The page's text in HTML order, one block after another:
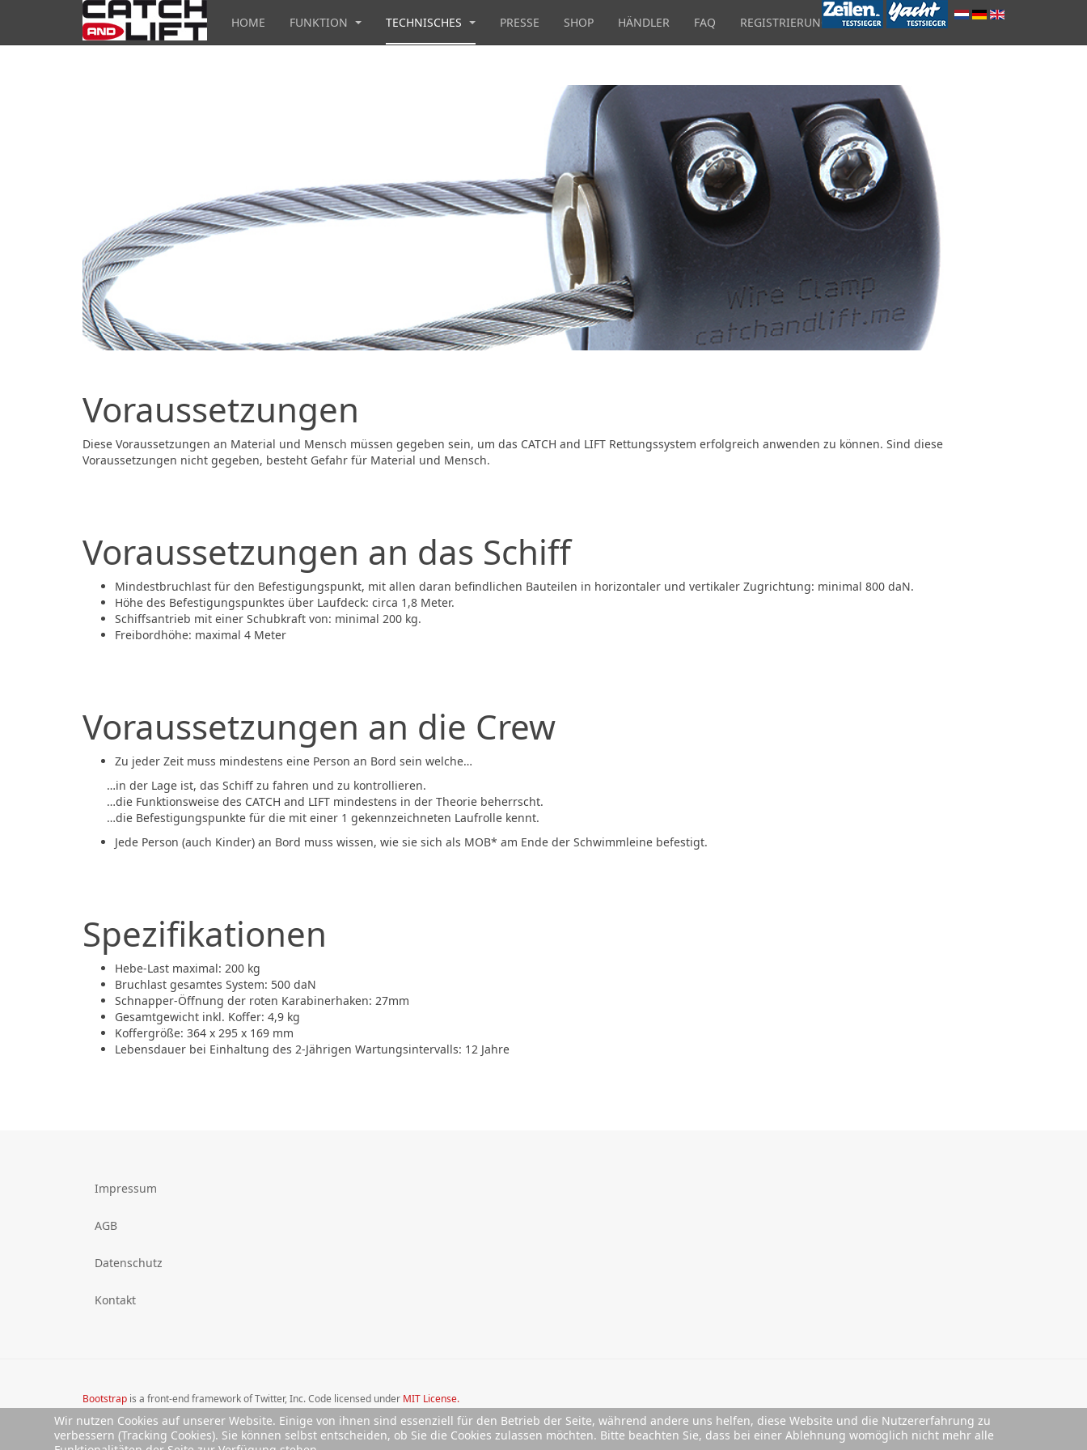
HOME FUNKTION TECHNISCHES PRESSE SHOP HÄNDLER FAQ REGISTRIERUNG ÜBER UNS
Voraussetzungen
Diese Voraussetzungen an Material und Mensch müssen gegeben sein, um das CATCH and LIFT Rettungssystem erfolgreich anwenden zu können. Sind diese
Voraussetzungen nicht gegeben, besteht Gefahr für Material und Mensch.
Voraussetzungen an das Schiff
Mindestbruchlast für den Befestigungspunkt, mit allen daran befindlichen Bauteilen in horizontaler und vertikaler Zugrichtung: minimal 800 daN.
Höhe des Befestigungspunktes über Laufdeck: circa 1,8 Meter.
Schiffsantrieb mit einer Schubkraft von: minimal 200 kg.
Freibordhöhe: maximal 4 Meter
Voraussetzungen an die Crew
Zu jeder Zeit muss mindestens eine Person an Bord sein welche…
…in der Lage ist, das Schiff zu fahren und zu kontrollieren.
…die Funktionsweise des CATCH and LIFT mindestens in der Theorie beherrscht.
…die Befestigungspunkte für die mit einer 1 gekennzeichneten Laufrolle kennt.
Jede Person (auch Kinder) an Bord muss wissen, wie sie sich als MOB* am Ende der Schwimmleine befestigt.
Spezifikationen
Hebe-Last maximal: 200 kg
Bruchlast gesamtes System: 500 daN
Schnapper-Öffnung der roten Karabinerhaken: 27mm
Gesamtgewicht inkl. Koffer: 4,9 kg
Koffergröße: 364 x 295 x 169 mm
Lebensdauer bei Einhaltung des 2-Jährigen Wartungsintervalls: 12 Jahre
Impressum
AGB
Datenschutz
Kontakt
Bootstrap is a front-end framework of Twitter, Inc. Code licensed under MIT License.
Font Awesomefont licensed underSIL OFL 1.1.
Wir nutzen Cookies auf unserer Website. Einige von ihnen sind essenziell für den Betrieb der Seite, während andere uns helfen, diese Website und die Nutzererfahrung zu
verbessern (Tracking Cookies). Sie können selbst entscheiden, ob Sie die Cookies zulassen möchten. Bitte beachten Sie, dass bei einer Ablehnung womöglich nicht mehr alle